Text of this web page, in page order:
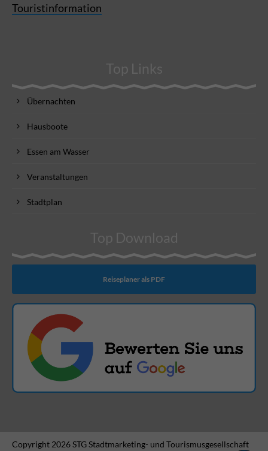
Touristinformation
Top Links
Übernachten
Hausboote
Essen am Wasser
Veranstaltungen
Stadtplan
Top Download
Reiseplaner als PDF
Copyright 2026 STG Stadtmarketing- und Tourismusgesellschaft